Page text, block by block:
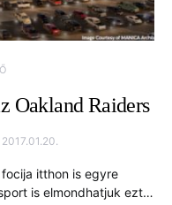
Oakland Raiders
2017.01.20.
itthon is egyre
is elmondhatjuk ezt…